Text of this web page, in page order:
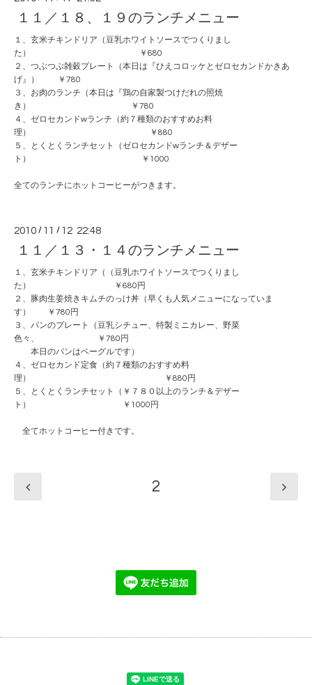
１１／１８、１９のランチメニュー
１、玄米チキンドリア（豆乳ホワイトソースでつくりまし
た） ￥680
２、つぶつぶ雑穀プレート（本日は『ひえコロッケとゼロセカンドかきあ
げ』） ￥780
３、お肉のランチ（本日は『鶏の自家製つけだれの照焼
き） ￥780
４、ゼロセカンドwランチ（約７種類のおすすめお料
理） ￥880
５、とくとくランチセット（ゼロセカンドwランチ＆デザー
ト） ￥1000
全てのランチにホットコーヒーがつきます。
2010 / 11 / 12 22:48
１１／１３・１４のランチメニュー
１、玄米チキンドリア（（豆乳ホワイトソースでつくりまし
た） ￥680円
２、豚肉生姜焼きキムチのっけ丼（早くも人気メニューになっていま
す） ￥780円
３、パンのプレート（豆乳シチュー、特製ミニカレー、野菜
色々、 ￥780円
本日のパンはベーグルです）
４、ゼロセカンド定食（約７種類のおすすめ料
理） ￥880円
５、とくとくランチセット（￥７８０以上のランチ＆デザー
ト） ￥1000円
全てホットコーヒー付きです。
2